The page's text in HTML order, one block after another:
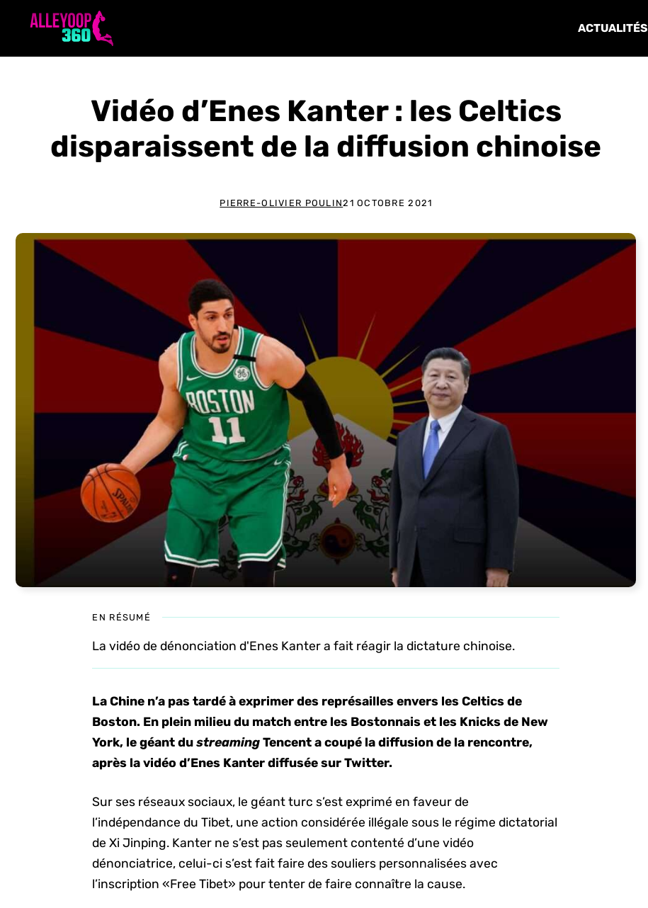
ACTUALITÉS
Vidéo d’Enes Kanter : les Celtics
disparaissent de la diffusion chinoise
PIERRE-OLIVIER POULIN21 OCTOBRE 2021
EN RÉSUMÉ
La vidéo de dénonciation d'Enes Kanter a fait réagir la dictature chinoise.
La Chine n’a pas tardé à exprimer des représailles envers les Celtics de
Boston. En plein milieu du match entre les Bostonnais et les Knicks de New
York, le géant dustreaming Tencent a coupé la diffusion de la rencontre,
après la vidéo d’Enes Kanter diffusée sur Twitter.
Sur ses réseaux sociaux, le géant turc s’est exprimé en faveur de
l’indépendance du Tibet, une action considérée illégale sous le régime dictatorial
de Xi Jinping. Kanter ne s’est pas seulement contenté d’une vidéo
dénonciatrice, celui-ci s’est fait faire des souliers personnalisées avec
l’inscription «Free Tibet» pour tenter de faire connaître la cause.